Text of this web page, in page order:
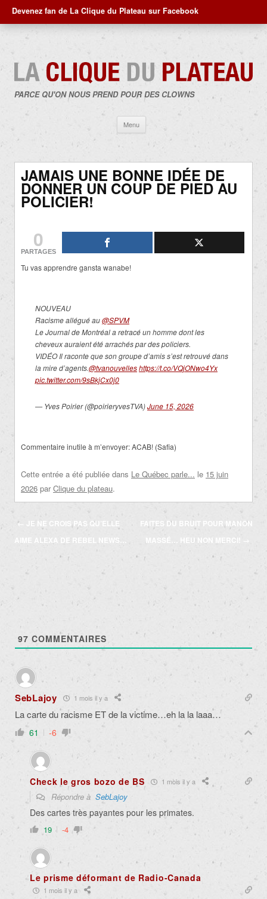
Devenez fan de La Clique du Plateau sur Facebook
PARCE QU'ON NOUS PREND POUR DES CLOWNS
Menu
contenu
JAMAIS UNE BONNE IDÉE DE
DONNER UN COUP DE PIED AU
POLICIER!
0
PARTAGES
Tu vas apprendre gansta wanabe!
NOUVEAU
Racisme allégué au@SPVM
Le Journal de Montréal a retracé un homme dont les
cheveux auraient été arrachés par des policiers.
VIDÉO Il raconte que son groupe d’amis s’est retrouvé dans
la mire d’agents.@tvanouvelleshttps://t.co/VQjONwo4Yx
pic.twitter.com/9sBkjCx0j0
— Yves Poirier (@poirieryvesTVA)June 15, 2026
Commentaire inutile à m’envoyer: ACAB! (Safia)
Cette entrée a été publiée dans Le Québec parle... le 15 juin
2026 par Clique du plateau.
Navigation
des
←
JE NE CROIS PAS QU’ELLE
AIME ALEXA DE REBEL NEWS…
FAITES DU BRUIT POUR MANON
MASSÉ… HEU NON MERCI!
97 COMMENTAIRES
SebLajoy 1 mois il y a
La carte du racisme ET de la victime…eh la la laaa…
61 -6
Check le gros bozo de BS 1 mois il y a
Répondre à SebLajoy
Des cartes très payantes pour les primates.
19 -4
Le prisme déformant de Radio-Canada
1 mois il y a